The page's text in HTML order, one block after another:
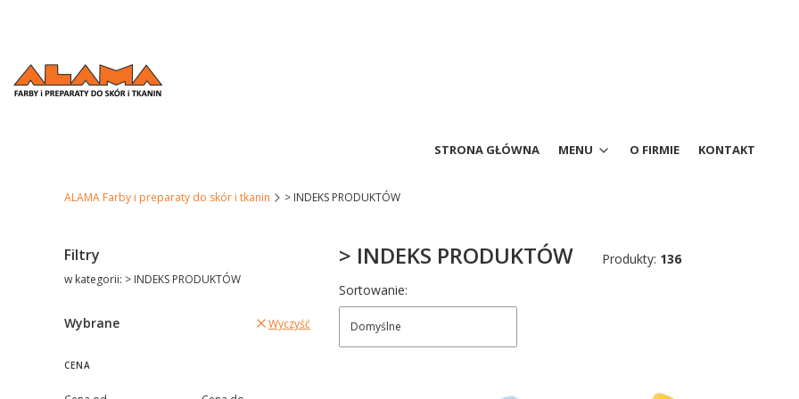
STRONA GŁÓWNA MENU O FIRMIE KONTAKT
ALAMA Farby i preparaty do skór i tkanin > INDEKS PRODUKTÓW
Filtry
w kategorii: > INDEKS PRODUKTÓW
Wybrane Wyczyść
CENA
> INDEKS PRODUKTÓW Produkty: 136
Lista produktów
Sortowanie:
Domyślne